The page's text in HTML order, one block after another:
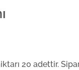
20 adettir.